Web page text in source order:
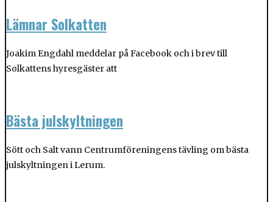
Lämnar Solkatten
Joakim Engdahl meddelar på Facebook och i brev till
Solkattens hyresgäster att
Bästa julskyltningen
Sött och Salt vann Centrumföreningens tävling om bästa
julskyltningen i Lerum.